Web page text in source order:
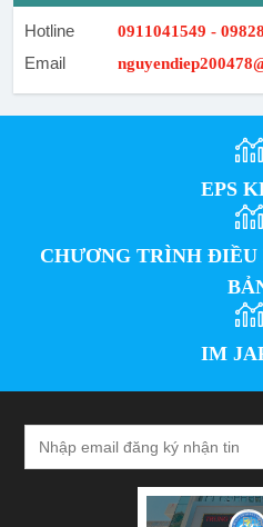
Hotline 0911041549 -
Email
EPS
CHƯƠNG TRÌNH
IM